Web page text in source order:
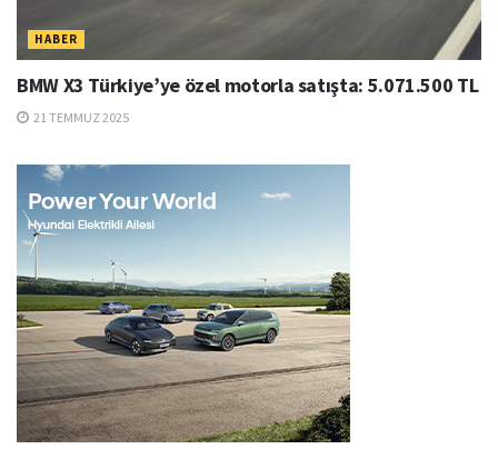
HABER
BMW X3 Türkiye’ye özel motorla satışta: 5.071.500 TL
21 TEMMUZ 2025